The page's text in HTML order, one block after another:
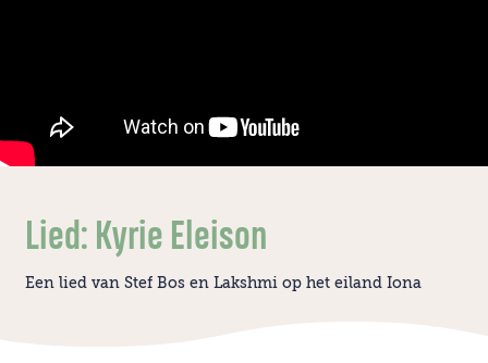
Lied: Kyrie Eleison
Een lied van Stef Bos en Lakshmi op het eiland Iona